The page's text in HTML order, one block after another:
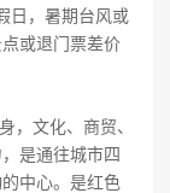
日，暑期台风或
或退门票差价
，文化、商贸、
是通往城市四
中心。是红色